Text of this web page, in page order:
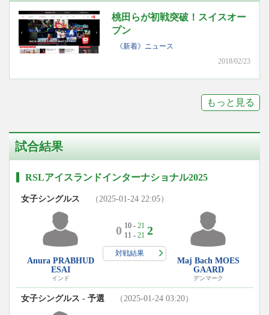
桃田らが初戦突破！スイスオー
プン
《新着》ニュース
2018/02/23
もっと見る
試合結果
RSLアイスランドインターナショナル2025
女子シングルス （2025-01-24 22:05）
Anura PRABHUD
ESAI
インド
0 10 - 21
11 - 21 2
対戦結果
Maj Bach MOES
GAARD
デンマーク
女子シングルス - 予選 （2025-01-24 03:20）